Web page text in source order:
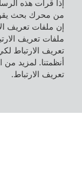
من محرك بحث
إن ملفات تعريف
ملفات تعريف
تعريف الارتباط
أنظمتنا. لمزيد من
تعريف الارتباط.